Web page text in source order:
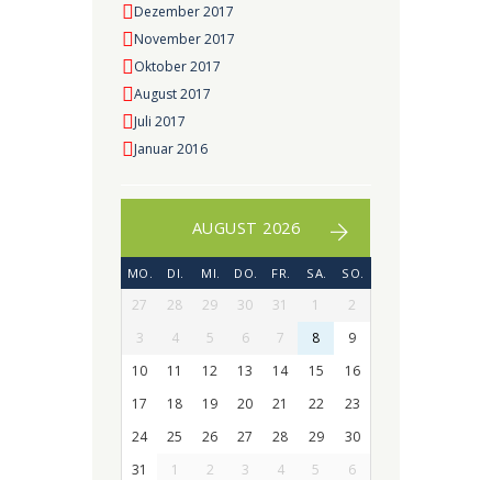
Dezember 2017
November 2017
Oktober 2017
August 2017
Juli 2017
Januar 2016
AUGUST 2026
MO. DI. MI. DO. FR. SA. SO.
27 28 29 30 31 1
2
3
4 5 6 7 8
9
10
11 12 13 14 15
16
17
18 19 20 21 22
23
24
25 26 27 28 29
30
31
1 2 3 4 5 6